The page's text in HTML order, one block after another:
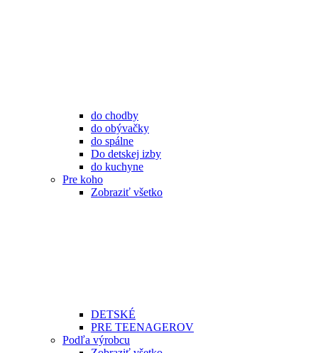
do chodby
do obývačky
do spálne
Do detskej izby
do kuchyne
Pre koho
Zobraziť všetko
DETSKÉ
PRE TEENAGEROV
Podľa výrobcu